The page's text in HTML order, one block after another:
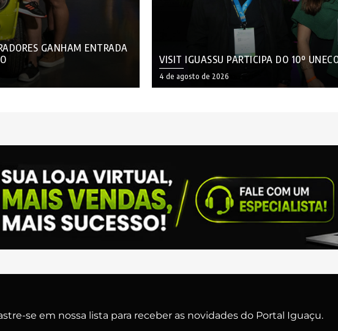
GANHAM ENTRADA
VISIT IGUASSU PARTICIPA DO 10º
4 de agosto de 2026
se em nossa lista para receber as novidades do Portal Iguaçu.